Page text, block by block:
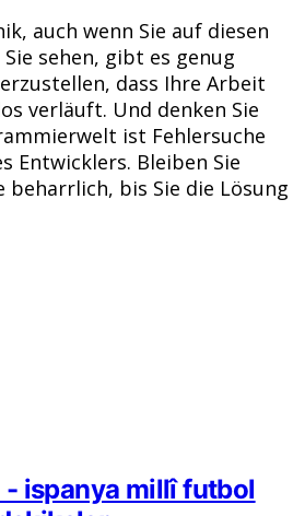
auch wenn Sie auf diesen
sehen, gibt es genug
dass Ihre Arbeit
verläuft. Und denken Sie
ist Fehlersuche
Entwicklers. Bleiben Sie
beharrlich, bis Sie die Lösung
- ispanya millî futbol